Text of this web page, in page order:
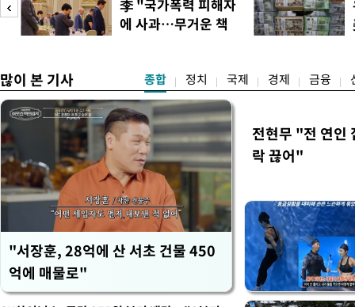
돌이킬 수 없는 지경까지
홍명보 전 감독을 국가대
李 "국가폭력 피해자
에 사과…무거운 책
많이 본 기사 종합 정치 국제 경제 금융
"서장훈, 28억에 산 서초 건물 450
억에 매물로"
전현무 "전 연인
락 끊어"